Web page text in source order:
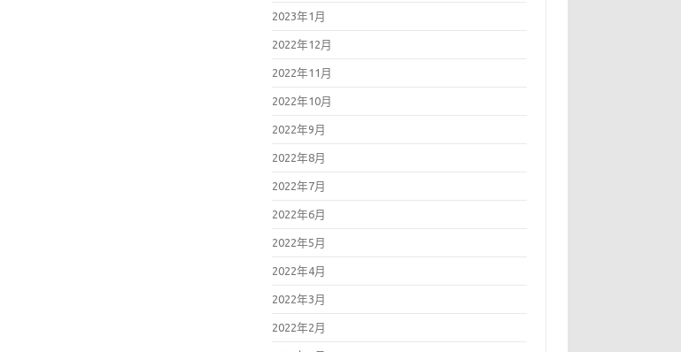
2023年1月
2022年12月
2022年11月
2022年10月
2022年9月
2022年8月
2022年7月
2022年6月
2022年5月
2022年4月
2022年3月
2022年2月